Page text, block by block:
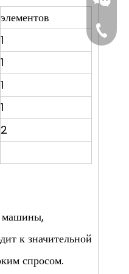
элементов
1
1
1
1
2
машины,
к значительной
спросом.